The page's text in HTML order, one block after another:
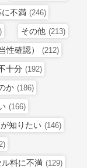
不満 (246)
その他 (213)
性確認） (212)
十分 (192)
か (186)
(166)
知りたい (146)
料に不満 (129)